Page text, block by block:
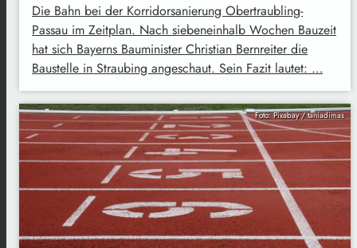
Die Bahn bei der Korridorsanierung Obertraubling-
Passau im Zeitplan. Nach siebeneinhalb Wochen Bauzeit
hat sich Bayerns Bauminister Christian Bernreiter die
Baustelle in Straubing angeschaut. Sein Fazit lautet: …
Foto: Pixabay / taniadimas